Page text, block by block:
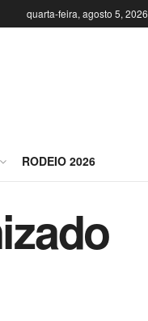
quarta-feira, agosto 5, 2026
RODEIO 2026